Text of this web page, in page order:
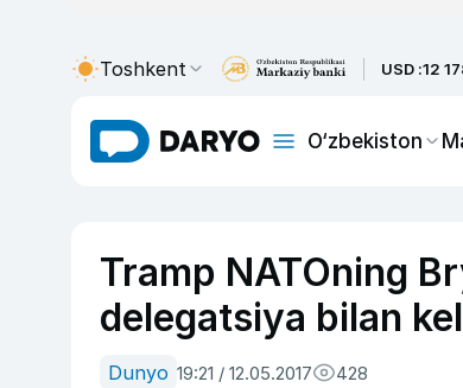
Toshkent USD :12
O‘zbekiston
Tramp NATOning
delegatsiya bilan
Dunyo 19:21 / 12.05.2017 428